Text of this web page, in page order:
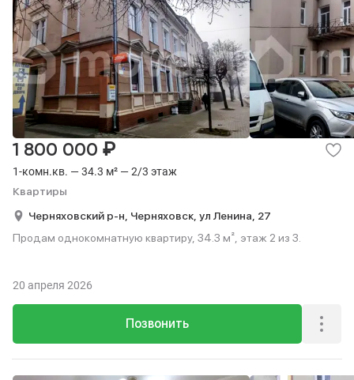
1-комн.кв. — 34.3 м² — 2/3 этаж
Квартиры
1 800 000 ₽
Черняховский р-н, Черняховск, ул Ленина, 27
Продам однокомнатную квартиру, 34.3 м², этаж 2 из 3.
Позвонить
20 апреля 2026